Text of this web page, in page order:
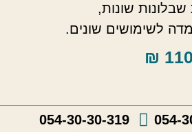
שבלונות שונות,
לשימושים שונים.
054-
054-30-30-319